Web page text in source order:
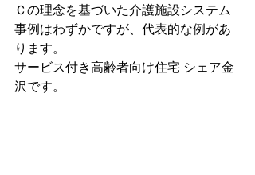
Ｃの理念を基づいた介護施設システム
事例はわずかですが、代表的な例があ
ります。
サービス付き高齢者向け住宅 シェア金
沢です。